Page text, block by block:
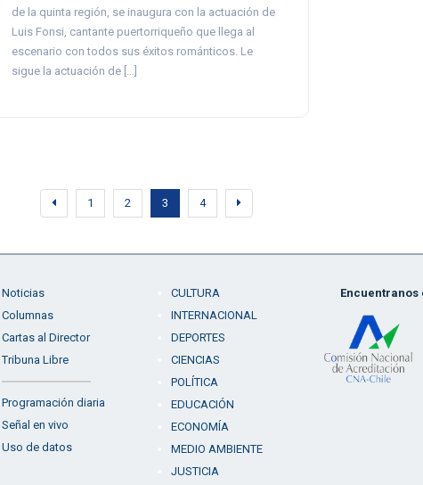
de la quinta región, se inaugura con la actuación de
Luis Fonsi, cantante puertorriqueño que llega al
escenario con todos sus éxitos románticos. Le
sigue la actuación de […]
1 2 3 4
Noticias
Columnas
Cartas al Director
Tribuna Libre
Programación diaria
Señal en vivo
Uso de datos
CULTURA
INTERNACIONAL
DEPORTES
CIENCIAS
POLÍTICA
EDUCACIÓN
ECONOMÍA
MEDIO AMBIENTE
JUSTICIA
Encuentranos